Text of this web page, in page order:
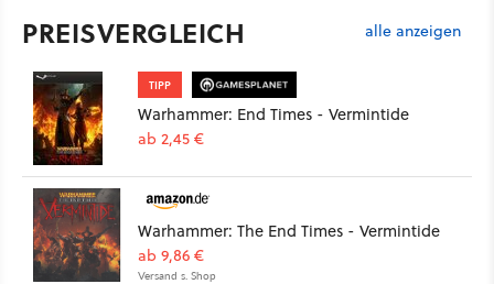
PREISVERGLEICH alle anzeigen
TIPP
Warhammer: End Times - Vermintide
ab 2,45 €
Warhammer: The End Times - Vermintide
ab 9,86 €
Versand s. Shop